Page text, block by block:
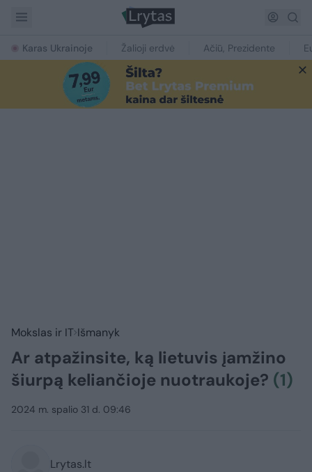
Karas Ukrainoje Žalioji erdvė Ačiū, Prezidente
Mokslas ir IT Išmanyk
Ar atpažinsite, ką lietuvis įamžino
šiurpą keliančioje nuotraukoje? (1)
2024 m. spalio 31 d. 09:46
Lrytas.lt